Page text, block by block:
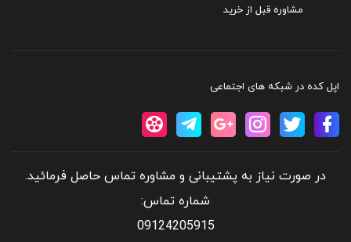
مشاوره قبل از خرید
اپل کده در شبکه های اجتماعی
در صورت نیاز به پشتیبانی و مشاوره تماس حاصل فرمائید.
شماره تماس:
09124205915